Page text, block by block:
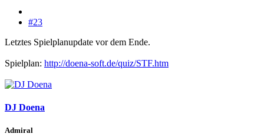
#23
Letztes Spielplanupdate vor dem Ende.
Spielplan: http://doena-soft.de/quiz/STF.htm
DJ Doena
Admiral